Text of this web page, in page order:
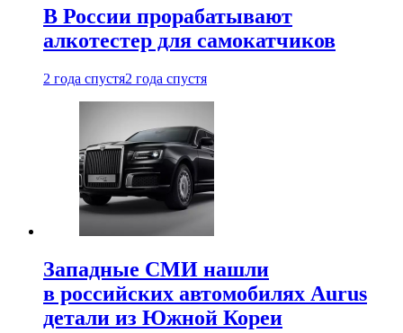
В России прорабатывают
алкотестер для самокатчиков
2 года спустя2 года спустя
Западные СМИ нашли
в российских автомобилях Aurus
детали из Южной Кореи